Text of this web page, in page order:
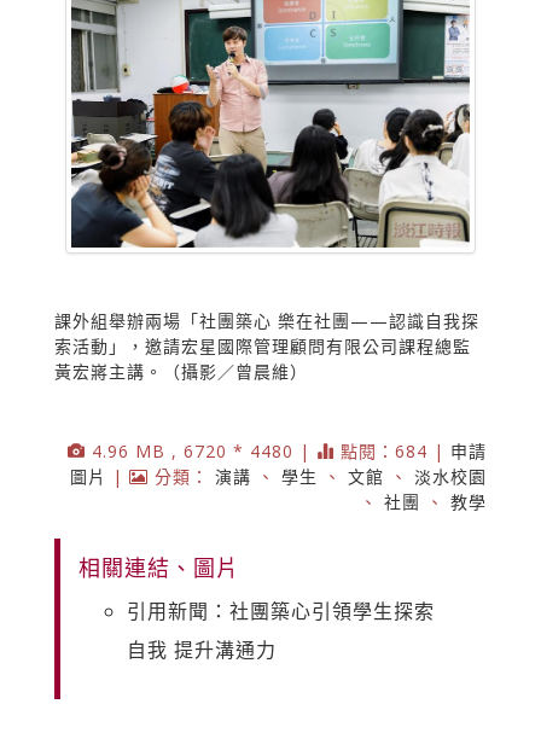
課外組舉辦兩場「社團築心 樂在社團——認識自我探
索活動」，邀請宏星國際管理顧問有限公司課程總監
黃宏嶈主講。（攝影／曾晨維）
4.96 MB , 6720 * 4480 | 點閱：684 | 申請
圖片
| 分類： 演講 、 學生 、 文館 、 淡水校園
、 社團 、 教學
相關連結、圖片
引用新聞：社團築心引領學生探索
自我 提升溝通力